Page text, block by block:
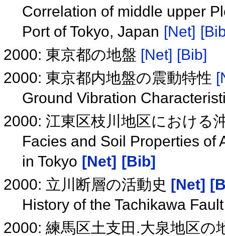
Correlation of middle upper
Port of Tokyo, Japan [Net]
2000: 東京都の地盤 [Net] [Bib]
2000: 東京都内地盤の震動特性
Ground Vibration
2000: 江東区枝川地区における
Facies and Soil Properties of
in Tokyo [Net] [Bib]
2000: 立川断層の活動史 [Net]
History of the Tachikawa
2000: 練馬区土支田.大泉地区の